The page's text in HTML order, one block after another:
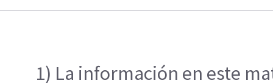
1) La información en este